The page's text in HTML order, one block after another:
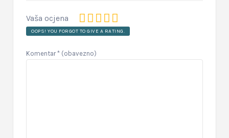
Vaša ocjena
OOPS! YOU FORGOT TO GIVE A RATING.
Komentar* (obavezno)